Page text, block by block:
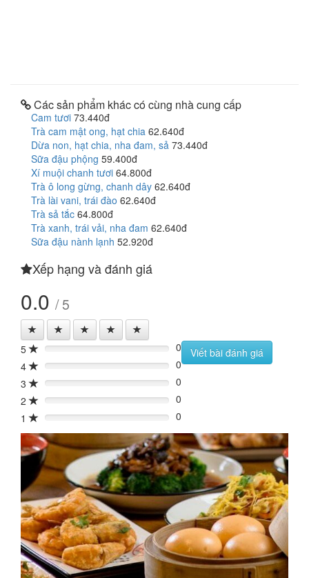
Các sản phẩm khác có cùng nhà cung cấp
Cam tươi 73.440đ
Trà cam mật ong, hạt chia 62.640đ
Dừa non, hạt chia, nha đam, sả 73.440đ
Sữa đậu phộng 59.400đ
Xí muội chanh tươi 64.800đ
Trà ô long gừng, chanh dây 62.640đ
Trà lài vani, trái đào 62.640đ
Trà sả tắc 64.800đ
Trà xanh, trái vải, nha đam 62.640đ
Sữa đậu nành lạnh 52.920đ
Xếp hạng và đánh giá
0.0 / 5
5 0%
0
4
0%
0
3
0%
0
2
0%
0
1
0% 0
Viết bài đánh giá